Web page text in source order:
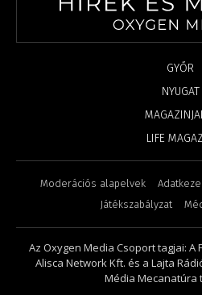
GYŐR
NYUGAT
LIFE
Moderációs alapelvek
Játékszabályzat
Az Oxygen Media Csoport tagjai: A
Alisca Network Kft. és a Lajta
Média Mecanatúra